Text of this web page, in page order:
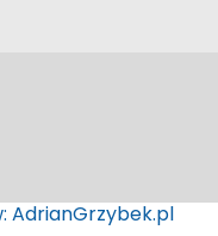
AdrianGrzybek.pl